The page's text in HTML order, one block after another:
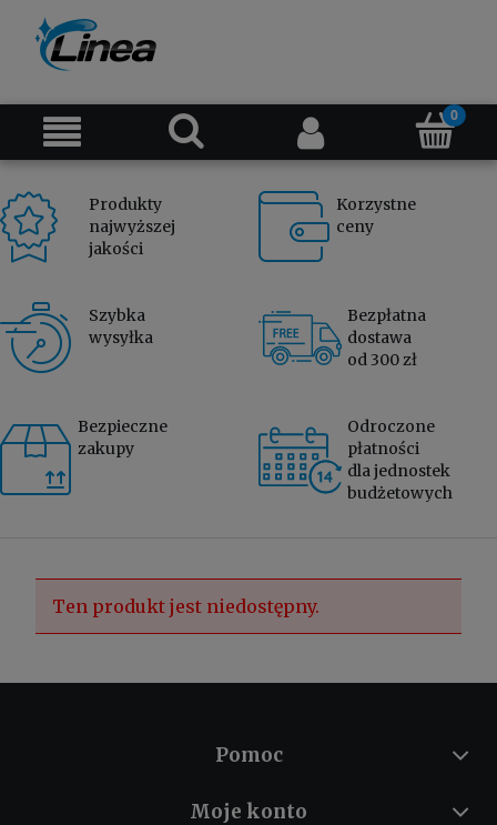
Produkty
najwyższej
jakości
Korzystne
ceny
Szybka
wysyłka
Bezpłatna
dostawa
od 300 zł
Bezpieczne
zakupy
Odroczone
płatności
dla jednostek
budżetowych
Ten produkt jest niedostępny.
Pomoc
Moje konto